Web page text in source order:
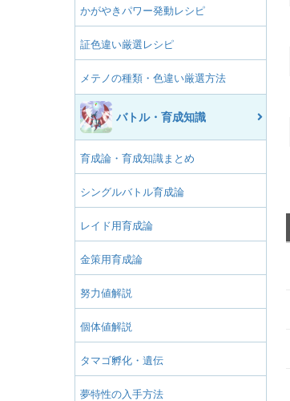
かがやきパワー発動レシピ
証色違い厳選レシピ
メテノの種類・色違い厳選方法
バトル・育成知識
育成論・育成知識まとめ
シングルバトル育成論
レイド用育成論
金策用育成論
努力値解説
個体値解説
タマゴ孵化・遺伝
夢特性の入手方法